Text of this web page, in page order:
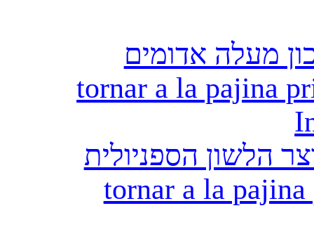
מעלה אדומים
tornar a la pajina
הלשון הספניולית
tornar a la